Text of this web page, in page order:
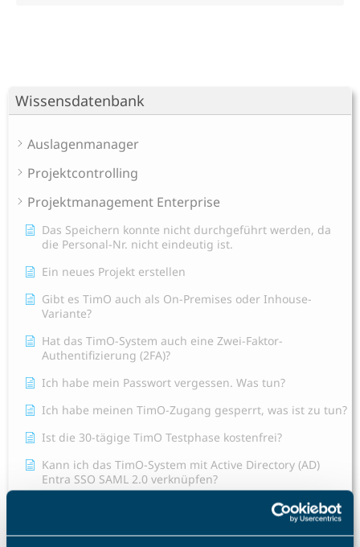
Wissensdatenbank
Auslagenmanager
Projektcontrolling
Projektmanagement Enterprise
Das Speichern konnte nicht durchgeführt werden, da
die Personal-Nr. nicht eindeutig ist.
Ein neues Projekt erstellen
Gibt es TimO auch als On-Premises oder Inhouse-
Variante?
Hat das TimO-System auch eine Zwei-Faktor-
Authentifizierung (2FA)?
Ich habe mein Passwort vergessen. Was tun?
Ich habe meinen TimO-Zugang gesperrt, was ist zu tun?
Ist die 30-tägige TimO Testphase kostenfrei?
Kann ich das TimO-System mit Active Directory (AD)
Entra SSO SAML 2.0 verknüpfen?
Mein Mitarbeiter sieht die Abwesenheitsart Krank nicht,